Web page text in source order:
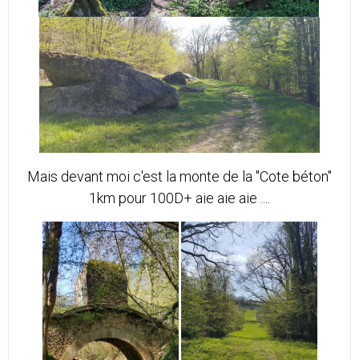
Mais devant moi c'est la monte de la "Cote béton"
1km pour 100D+ aie aie aie ....